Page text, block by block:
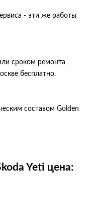
- эти же работы
сроком ремонта
бесплатно.
составом Golden
Yeti цена: